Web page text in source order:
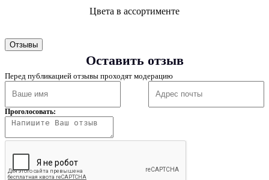
Цвета в ассортименте
Отзывы
Оставить отзыв
Перед публикацией отзывы проходят модерацию
Проголосовать: